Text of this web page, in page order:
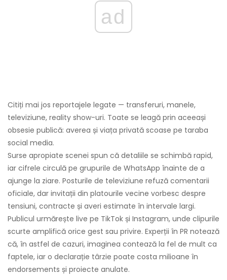
ad
Citiți mai jos reportajele legate — transferuri, manele,
televiziune, reality show-uri. Toate se leagă prin aceeași
obsesie publică: averea și viața privată scoase pe taraba
social media.
Surse apropiate scenei spun că detaliile se schimbă rapid,
iar cifrele circulă pe grupurile de WhatsApp înainte de a
ajunge la ziare. Posturile de televiziune refuză comentarii
oficiale, dar invitații din platourile vecine vorbesc despre
tensiuni, contracte și averi estimate în intervale largi.
Publicul urmărește live pe TikTok și Instagram, unde clipurile
scurte amplifică orice gest sau privire. Experții în PR notează
că, în astfel de cazuri, imaginea contează la fel de mult ca
faptele, iar o declarație târzie poate costa milioane în
endorsements și proiecte anulate.